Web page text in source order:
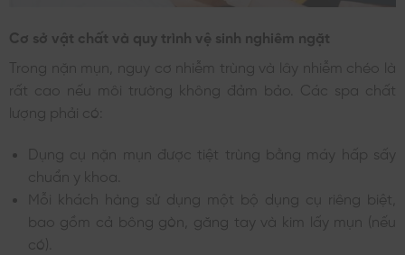
Cơ sở vật chất và quy trình vệ sinh nghiêm ngặt
Trong nặn mụn, nguy cơ nhiễm trùng và lây nhiễm chéo là
rất cao nếu môi trường không đảm bảo. Các spa chất
lượng phải có:
Dụng cụ nặn mụn được tiệt trùng bằng máy hấp sấy
chuẩn y khoa.
Mỗi khách hàng sử dụng một bộ dụng cụ riêng biệt,
bao gồm cả bông gòn, găng tay và kim lấy mụn (nếu
có).